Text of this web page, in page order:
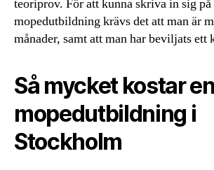
teoriprov. För att kunna skriva in sig på
mopedutbildning krävs det att man är
månader, samt att man har beviljats
Så mycket kostar en
mopedutbildning i
Stockholm